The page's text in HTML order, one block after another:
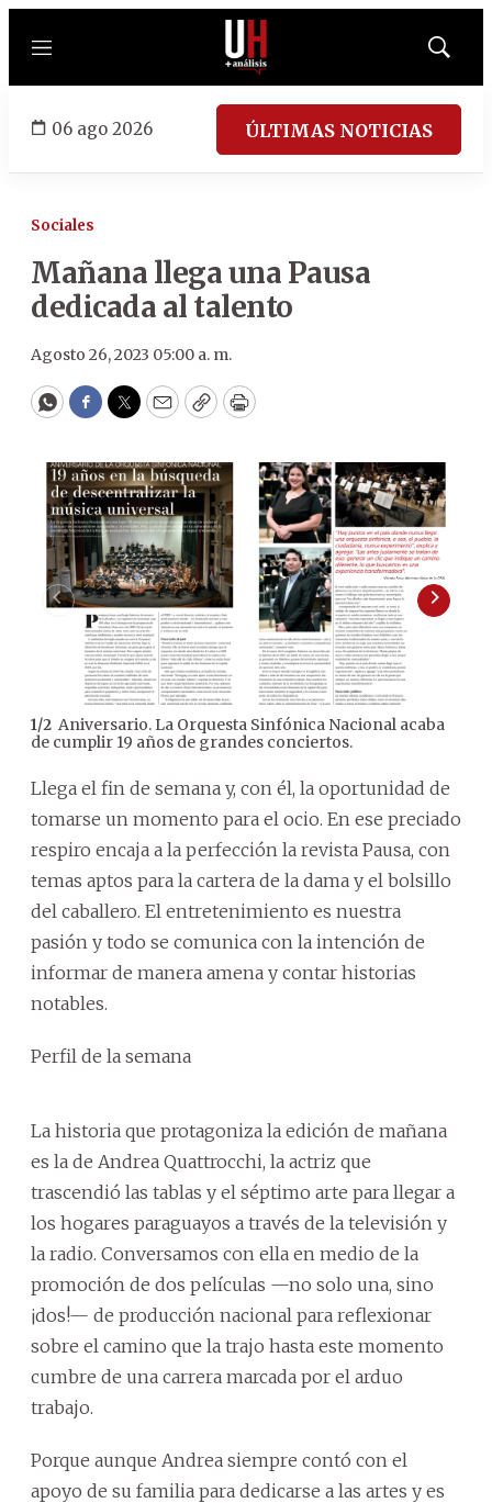
Menú
Mostrar
06 ago 2026 ÚLTIMAS NOTICIAS
Sociales
Mañana llega una Pausa
dedicada al talento
Agosto 26, 2023 05:00 a. m.
WhatsApp
Facebook
Twitter
EmailCopyPrint
1/2 Aniversario. La Orquesta Sinfónica Nacional acaba
de cumplir 19 años de grandes conciertos.
Llega el fin de semana y, con él, la oportunidad de
tomarse un momento para el ocio. En ese preciado
respiro encaja a la perfección la revista Pausa, con
temas aptos para la cartera de la dama y el bolsillo
del caballero. El entretenimiento es nuestra
pasión y todo se comunica con la intención de
informar de manera amena y contar historias
notables.
Perfil de la semana
La historia que protagoniza la edición de mañana
es la de Andrea Quattrocchi, la actriz que
trascendió las tablas y el séptimo arte para llegar a
los hogares paraguayos a través de la televisión y
la radio. Conversamos con ella en medio de la
promoción de dos películas —no solo una, sino
¡dos!— de producción nacional para reflexionar
sobre el camino que la trajo hasta este momento
cumbre de una carrera marcada por el arduo
trabajo.
Porque aunque Andrea siempre contó con el
apoyo de su familia para dedicarse a las artes y es